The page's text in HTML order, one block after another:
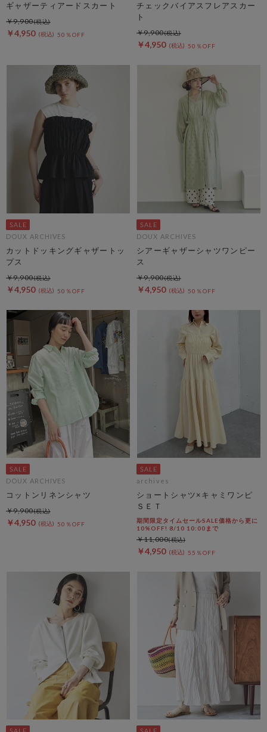
ギャザーティアードスカート
￥4,950 50％OFF
￥9,900
チェックバイアスフレアスカー
ト
￥4,950 50％OFF
￥9,900
DOUX ARCHIVES
カットドッキングギャザートッ
プス
￥4,950 50％OFF
￥9,900
DOUX ARCHIVES
シアーギャザーシャツワンピー
ス
￥4,950 50％OFF
￥9,900
DOUX ARCHIVES
コットンリネンシャツ
￥4,950 50％OFF
￥9,900
archives
ショートシャツ×キャミワンピ
ＳＥＴ
期間限定タイムセールSALE価格から更に
10%OFF! 8/10 10:00まで
￥4,950 55％OFF
￥11,000